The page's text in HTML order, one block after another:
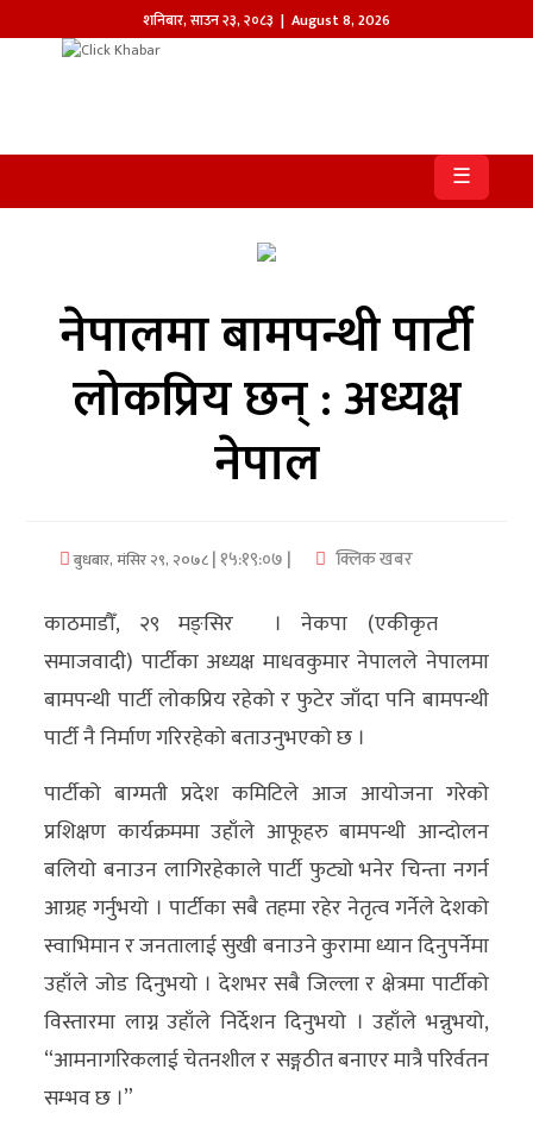
शनिबार,साउन२३,२०८३ | August 8, 2026
खबर
समाज
आजको
पत्रिका
सम्पादकीय
वाणिज्य
मनाेरञ्जन
विज्ञान
अन्तरर्वार्ता
विचार/
ब्लग
खेलकुद
रोचक
अन्य
☰
नेपालमा बामपन्थी पार्टी
लोकप्रिय छन् : अध्यक्ष
नेपाल
बुधबार, मंसिर २९, २०७८| १५:१९:०७ | क्लिक खबर
काठमाडौँ, २९ मङ्सिर । नेकपा (एकीकृत
समाजवादी) पार्टीका अध्यक्ष माधवकुमार नेपालले नेपालमा
बामपन्थी पार्टी लोकप्रिय रहेको र फुटेर जाँदा पनि बामपन्थी
पार्टी नै निर्माण गरिरहेको बताउनुभएको छ ।
पार्टीको बाग्मती प्रदेश कमिटिले आज आयोजना गरेको
प्रशिक्षण कार्यक्रममा उहाँले आफूहरु बामपन्थी आन्दोलन
बलियो बनाउन लागिरहेकाले पार्टी फुट्यो भनेर चिन्ता नगर्न
आग्रह गर्नुभयो । पार्टीका सबै तहमा रहेर नेतृत्व गर्नेले देशको
स्वाभिमान र जनतालाई सुखी बनाउने कुरामा ध्यान दिनुपर्नेमा
उहाँले जोड दिनुभयो । देशभर सबै जिल्ला र क्षेत्रमा पार्टीको
विस्तारमा लाग्न उहाँले निर्देशन दिनुभयो । उहाँले भन्नुभयो,
“आमनागरिकलाई चेतनशील र सङ्गठीत बनाएर मात्रै परिर्वतन
सम्भव छ ।”